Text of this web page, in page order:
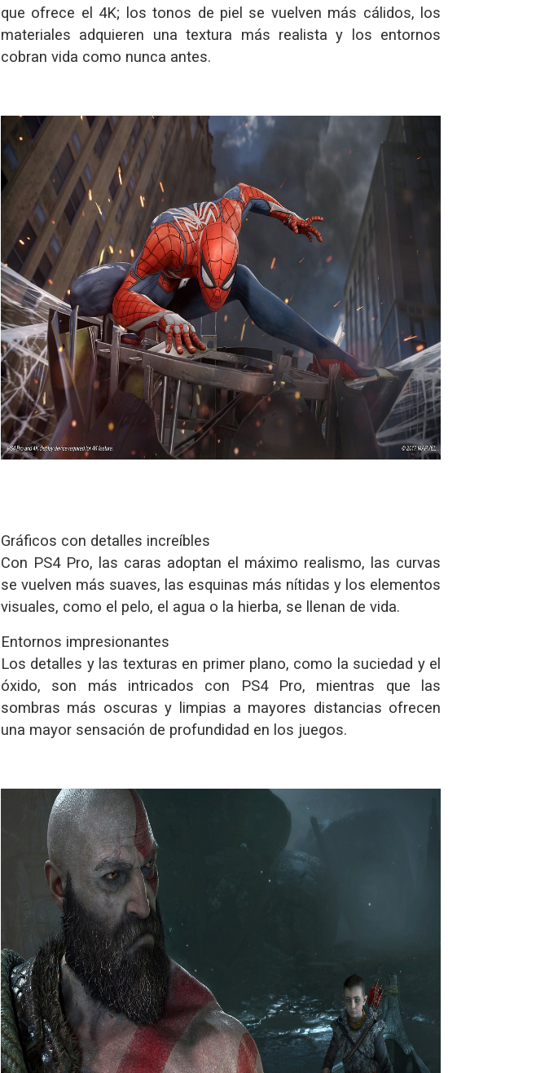
que ofrece el 4K; los tonos de piel se vuelven más cálidos, los
materiales adquieren una textura más realista y los entornos
cobran vida como nunca antes.
Gráficos con detalles increíbles
Con PS4 Pro, las caras adoptan el máximo realismo, las curvas
se vuelven más suaves, las esquinas más nítidas y los elementos
visuales, como el pelo, el agua o la hierba, se llenan de vida.
Entornos impresionantes
Los detalles y las texturas en primer plano, como la suciedad y el
óxido, son más intricados con PS4 Pro, mientras que las
sombras más oscuras y limpias a mayores distancias ofrecen
una mayor sensación de profundidad en los juegos.